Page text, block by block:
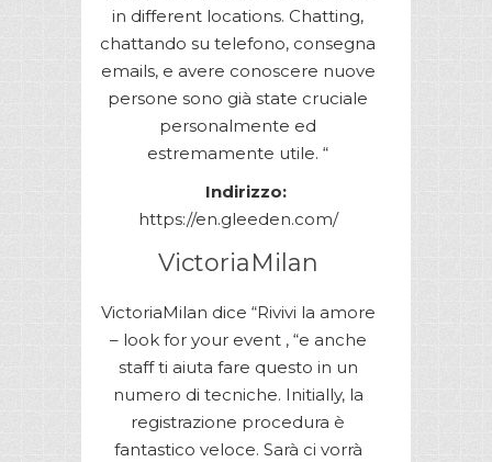
in different locations. Chatting,
chattando su telefono, consegna
emails, e avere conoscere nuove
persone sono già state cruciale
personalmente ed
estremamente utile. “
Indirizzo:
https://en.gleeden.com/
VictoriaMilan
VictoriaMilan dice “Rivivi la amore
– look for your event , “e anche
staff ti aiuta fare questo in un
numero di tecniche. Initially, la
registrazione procedura è
fantastico veloce. Sarà ci vorrà